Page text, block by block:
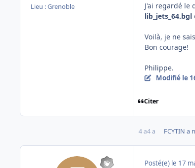
Lieu :Grenoble J'ai regardé le
lib_jets_64.bgl
Voilà, je ne
Bon courage!
Philippe.
Modifié le
Citer
4 a4 a FCYTIN a
Posté(e) le 17